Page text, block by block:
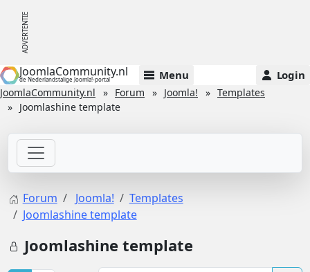
JoomlaCommunity.nl
de Nederlandstalige Joomla!-portal Menu Login
JoomlaCommunity.nl Forum Joomla!
Templates
Joomlashine template
Forum Joomla!
Templates
Joomlashine template
Joomlashine template